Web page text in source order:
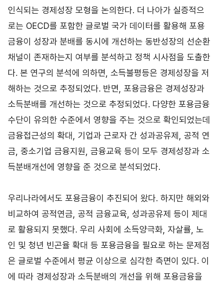
인식되는 경제성장 모형을 논의한다. 더 나아가 실증적으
로는 OECD를 포함한 글로벌 국가 데이터를 활용해 포용
금융이 성장과 분배를 동시에 개선하는 동반성장의 선순환
채널이 존재하는지 여부를 분석하고 정책 시사점을 도출한
다. 본 연구의 분석에 의하면, 소득불평등은 경제성장을 저
해하는 것으로 추정되었다. 반면, 포용금융은 경제성장과
소득분배를 개선하는 것으로 추정되었다. 다양한 포용금융
수단이 유의한 수준에서 영향을 주는 것으로 확인되었는데
금융접근성의 확대, 기업과 근로자 간 성과공유제, 공적 연
금, 중소기업 금융지원, 금융교육 등이 모두 경제성장과 소
득분배개선에 영향을 준 것으로 분석되었다.
우리나라에서도 포용금융이 추진되어 왔다. 하지만 해외와
비교하여 공적연금, 공적 금융교육, 성과공유제 등이 제대
로 활용되지 못했다. 우리 사회에 소득양극화, 자살률, 노
인 및 청년 빈곤율 확대 등 포용금융을 필요로 하는 문제점
은 글로벌 수준에서 평균 이상으로 심각한 측면이 있다. 이
에 따라 경제성장과 소득분배의 개선을 위해 포용금융을